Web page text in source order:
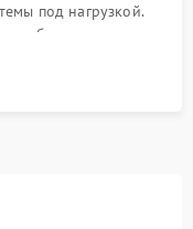
под нагрузкой.
беспроводных
изображения без